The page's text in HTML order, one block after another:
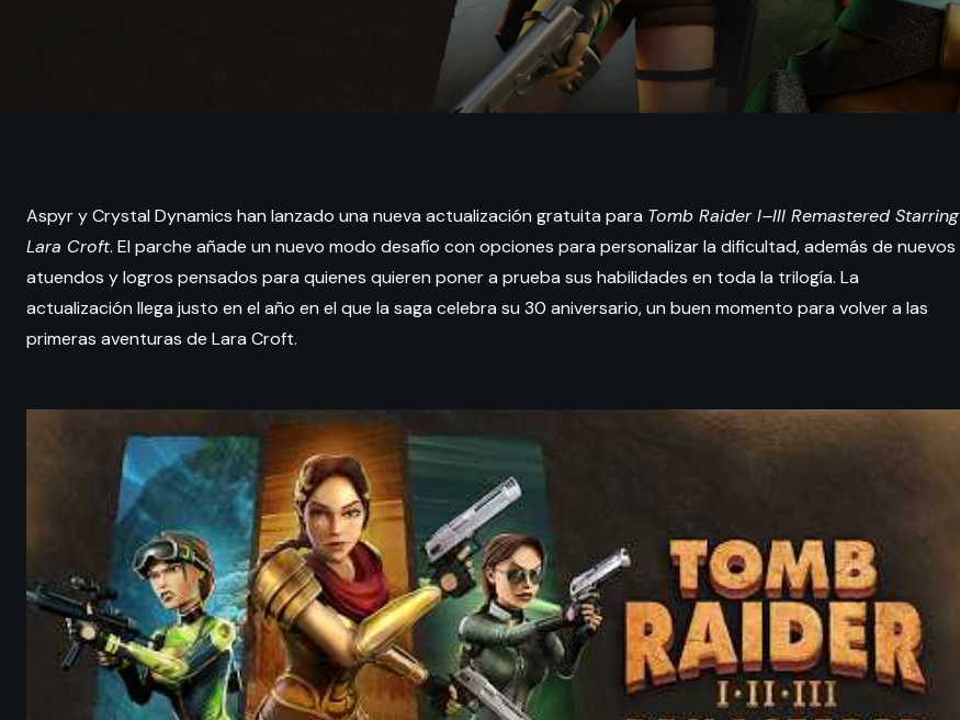
Aspyr y Crystal Dynamics han lanzado una nueva actualización gratuita para Tomb Raider I–III Remastered Starring
Lara Croft. El parche añade un nuevo modo desafío con opciones para personalizar la dificultad, además de nuevos
atuendos y logros pensados para quienes quieren poner a prueba sus habilidades en toda la trilogía. La
actualización llega justo en el año en el que la saga celebra su 30 aniversario, un buen momento para volver a las
primeras aventuras de Lara Croft.